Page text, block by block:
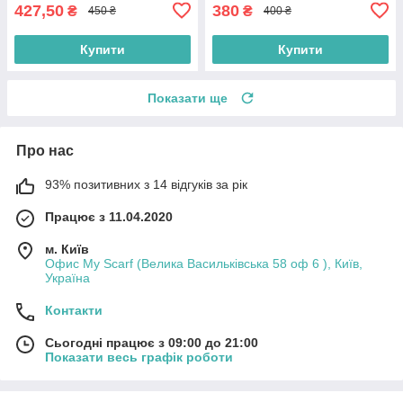
427,50 ₴ 450 ₴
Купити
380 ₴ 400 ₴
Купити
Показати ще
Про нас
93% позитивних з 14 відгуків за рік
Працює з 11.04.2020
м. Київ
Офис My Scarf (Велика Васильківська 58 оф 6 ), Київ,
Україна
Контакти
Сьогодні працює з 09:00 до 21:00
Показати весь графік роботи